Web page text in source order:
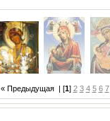
« Предыдущая| [1] 2 3 4 5 6 7